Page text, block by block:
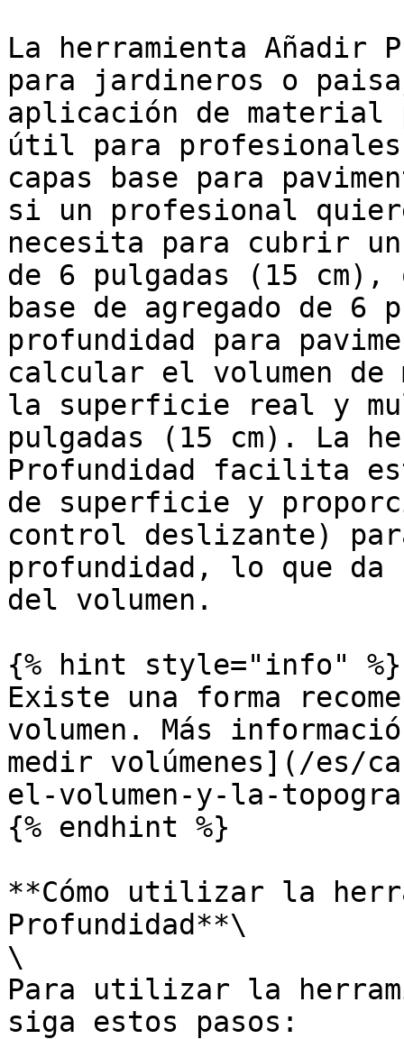
La herramienta Añadir
para jardineros o
aplicación de material
útil para profesionales
capas base para
si un profesional
necesita para cubrir
de 6 pulgadas (15
base de agregado de 6
profundidad para
calcular el volumen de
la superficie real y
pulgadas (15 cm). La
Profundidad facilita
de superficie y
control deslizante)
profundidad, lo que da
del volumen.
{% hint style="info" %}
Existe una forma
volumen. Más
medir volúmenes](/es/
el-volumen-y-la-
{% endhint %}
**Cómo utilizar la
Profundidad**\
\
Para utilizar la
siga estos pasos: